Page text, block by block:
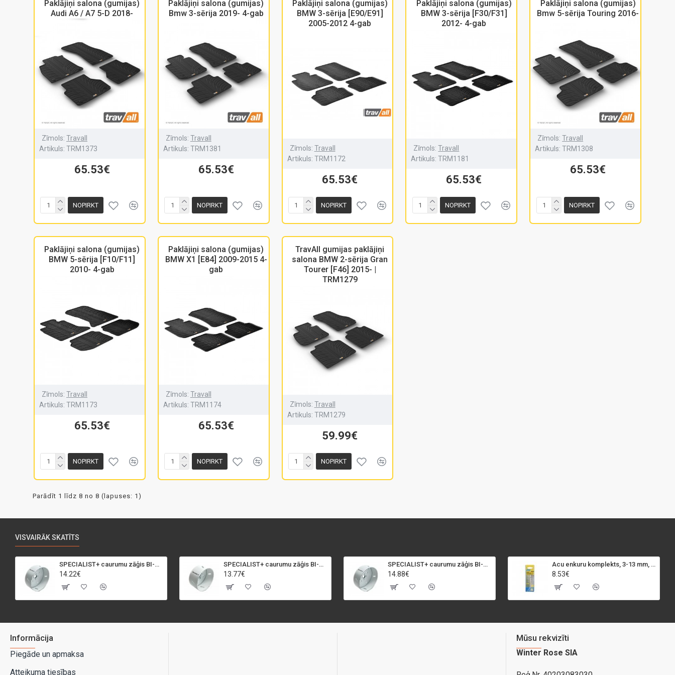
Paklājiņi salona (gumijas)
Audi A6 / A7 5-D 2018-
Zīmols: Travall
Artikuls: TRM1373
65.53€
NOPIRKT
Paklājiņi salona (gumijas)
Bmw 3-sērija 2019- 4-gab
Zīmols: Travall
Artikuls: TRM1381
65.53€
NOPIRKT
Paklājiņi salona (gumijas)
BMW 3-sērija [E90/E91]
2005-2012 4-gab
Zīmols: Travall
Artikuls: TRM1172
65.53€
NOPIRKT
Paklājiņi salona (gumijas)
BMW 3-sērija [F30/F31]
2012- 4-gab
Zīmols: Travall
Artikuls: TRM1181
65.53€
NOPIRKT
Paklājiņi salona (gumijas)
Bmw 5-sērija Touring 2016-
Zīmols: Travall
Artikuls: TRM1308
65.53€
NOPIRKT
Paklājiņi salona (gumijas)
BMW 5-sērija [F10/F11]
2010- 4-gab
Zīmols: Travall
Artikuls: TRM1173
65.53€
NOPIRKT
Paklājiņi salona (gumijas)
BMW X1 [E84] 2009-2015 4-
gab
Zīmols: Travall
Artikuls: TRM1174
65.53€
NOPIRKT
TravAll gumijas paklājiņi
salona BMW 2-sērija Gran
Tourer [F46] 2015- |
TRM1279
Zīmols: Travall
Artikuls: TRM1279
59.99€
NOPIRKT
Parādīt 1 līdz 8 no 8 (lapuses: 1)
VISVAIRĀK SKATĪTS
SPECIALIST+ caurumu zāģis BI-METAL, 95 mm
14.22€
SPECIALIST+ caurumu zāģis BI-METAL, 92 mm
13.77€
SPECIALIST+ caurumu zāģis BI-METAL, 98 mm
14.88€
Acu enkuru komplekts, 3-13 mm, Rapid, 12 gab.
8.53€
Informācija
Piegāde un apmaksa
Atteikuma tiesības
Mūsu rekvizīti
Winter Rose SIA